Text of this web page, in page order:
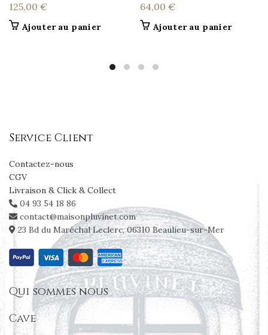
125,00 €
Ajouter au panier
64,00 €
Ajouter au panier
Service Client
Contactez-nous
CGV
Livraison & Click & Collect
04 93 54 18 86
contact@maisonpluvinet.com
23 Bd du Maréchal Leclerc, 06310 Beaulieu-sur-Mer
Qui sommes nous
Cave